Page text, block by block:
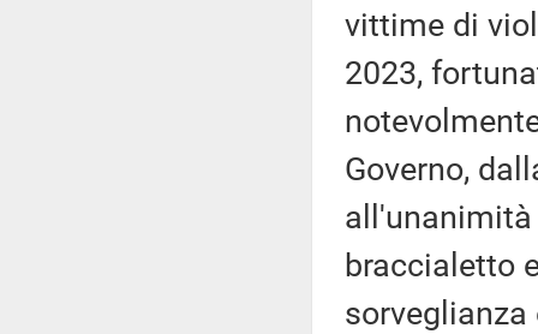
vittime di
2023,
Governo,
braccialetto